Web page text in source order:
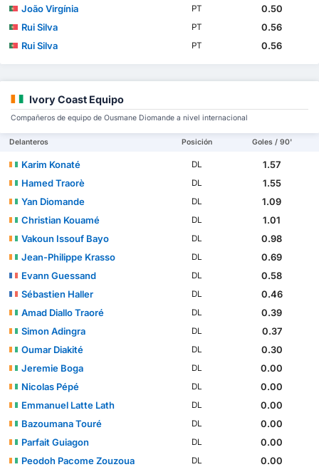
João Virgínia PT
0.50
Rui Silva
PT
0.56
Rui Silva
PT 0.56
Ivory Coast Equipo
Compañeros de equipo de Ousmane Diomande a nivel internacional
Delanteros Posición Goles / 90'
Karim Konaté DL
1.57
Hamed Traorè
DL
1.55
Yan Diomande
DL
1.09
Christian Kouamé
DL
1.01
Vakoun Issouf Bayo
DL
0.98
Jean-Philippe Krasso
DL
0.69
Evann Guessand
DL
0.58
Sébastien Haller
DL
0.46
Amad Diallo Traoré
DL
0.39
Simon Adingra
DL
0.37
Oumar Diakité
DL
0.30
Jeremie Boga
DL
0.00
Nicolas Pépé
DL
0.00
Emmanuel Latte Lath
DL
0.00
Bazoumana Touré
DL
0.00
Parfait Guiagon
DL
0.00
Peodoh Pacome Zouzoua
DL 0.00